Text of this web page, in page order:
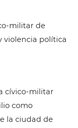
militar de
violencia política
cívico-militar
como
la ciudad de